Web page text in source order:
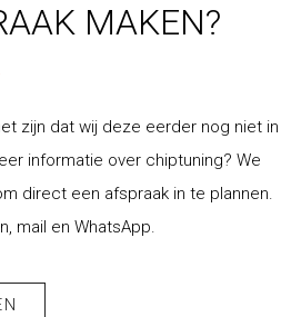
MAKEN?
zijn dat wij deze eerder nog niet in
informatie over chiptuning? We
direct een afspraak in te plannen.
mail en WhatsApp.